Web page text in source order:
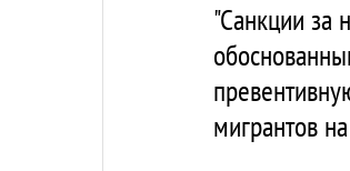
"Санкции за
мигрантов